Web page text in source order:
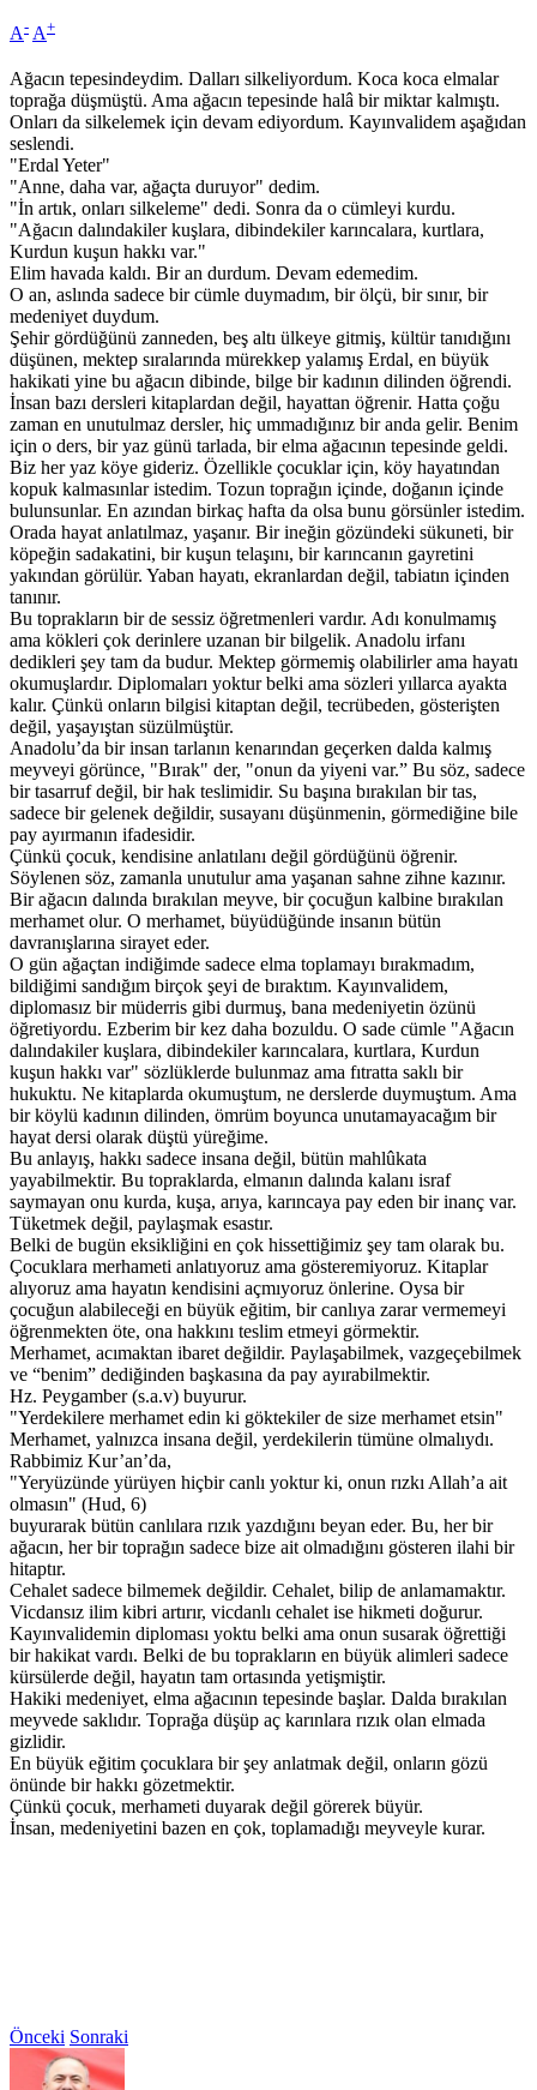
A- A+
Ağacın tepesindeydim. Dalları silkeliyordum. Koca koca elmalar
toprağa düşmüştü. Ama ağacın tepesinde halâ bir miktar kalmıştı.
Onları da silkelemek için devam ediyordum. Kayınvalidem aşağıdan
seslendi.
"Erdal Yeter"
"Anne, daha var, ağaçta duruyor" dedim.
"İn artık, onları silkeleme" dedi. Sonra da o cümleyi kurdu.
"Ağacın dalındakiler kuşlara, dibindekiler karıncalara, kurtlara,
Kurdun kuşun hakkı var."
Elim havada kaldı. Bir an durdum. Devam edemedim.
O an, aslında sadece bir cümle duymadım, bir ölçü, bir sınır, bir
medeniyet duydum.
Şehir gördüğünü zanneden, beş altı ülkeye gitmiş, kültür tanıdığını
düşünen, mektep sıralarında mürekkep yalamış Erdal, en büyük
hakikati yine bu ağacın dibinde, bilge bir kadının dilinden öğrendi.
İnsan bazı dersleri kitaplardan değil, hayattan öğrenir. Hatta çoğu
zaman en unutulmaz dersler, hiç ummadığınız bir anda gelir. Benim
için o ders, bir yaz günü tarlada, bir elma ağacının tepesinde geldi.
Biz her yaz köye gideriz. Özellikle çocuklar için, köy hayatından
kopuk kalmasınlar istedim. Tozun toprağın içinde, doğanın içinde
bulunsunlar. En azından birkaç hafta da olsa bunu görsünler istedim.
Orada hayat anlatılmaz, yaşanır. Bir ineğin gözündeki sükuneti, bir
köpeğin sadakatini, bir kuşun telaşını, bir karıncanın gayretini
yakından görülür. Yaban hayatı, ekranlardan değil, tabiatın içinden
tanınır.
Bu toprakların bir de sessiz öğretmenleri vardır. Adı konulmamış
ama kökleri çok derinlere uzanan bir bilgelik. Anadolu irfanı
dedikleri şey tam da budur. Mektep görmemiş olabilirler ama hayatı
okumuşlardır. Diplomaları yoktur belki ama sözleri yıllarca ayakta
kalır. Çünkü onların bilgisi kitaptan değil, tecrübeden, gösterişten
değil, yaşayıştan süzülmüştür.
Anadolu’da bir insan tarlanın kenarından geçerken dalda kalmış
meyveyi görünce, "Bırak" der, "onun da yiyeni var.” Bu söz, sadece
bir tasarruf değil, bir hak teslimidir. Su başına bırakılan bir tas,
sadece bir gelenek değildir, susayanı düşünmenin, görmediğine bile
pay ayırmanın ifadesidir.
Çünkü çocuk, kendisine anlatılanı değil gördüğünü öğrenir.
Söylenen söz, zamanla unutulur ama yaşanan sahne zihne kazınır.
Bir ağacın dalında bırakılan meyve, bir çocuğun kalbine bırakılan
merhamet olur. O merhamet, büyüdüğünde insanın bütün
davranışlarına sirayet eder.
O gün ağaçtan indiğimde sadece elma toplamayı bırakmadım,
bildiğimi sandığım birçok şeyi de bıraktım. Kayınvalidem,
diplomasız bir müderris gibi durmuş, bana medeniyetin özünü
öğretiyordu. Ezberim bir kez daha bozuldu. O sade cümle "Ağacın
dalındakiler kuşlara, dibindekiler karıncalara, kurtlara, Kurdun
kuşun hakkı var" sözlüklerde bulunmaz ama fıtratta saklı bir
hukuktu. Ne kitaplarda okumuştum, ne derslerde duymuştum. Ama
bir köylü kadının dilinden, ömrüm boyunca unutamayacağım bir
hayat dersi olarak düştü yüreğime.
Bu anlayış, hakkı sadece insana değil, bütün mahlûkata
yayabilmektir. Bu topraklarda, elmanın dalında kalanı israf
saymayan onu kurda, kuşa, arıya, karıncaya pay eden bir inanç var.
Tüketmek değil, paylaşmak esastır.
Belki de bugün eksikliğini en çok hissettiğimiz şey tam olarak bu.
Çocuklara merhameti anlatıyoruz ama gösteremiyoruz. Kitaplar
alıyoruz ama hayatın kendisini açmıyoruz önlerine. Oysa bir
çocuğun alabileceği en büyük eğitim, bir canlıya zarar vermemeyi
öğrenmekten öte, ona hakkını teslim etmeyi görmektir.
Merhamet, acımaktan ibaret değildir. Paylaşabilmek, vazgeçebilmek
ve “benim” dediğinden başkasına da pay ayırabilmektir.
Hz. Peygamber (s.a.v) buyurur.
"Yerdekilere merhamet edin ki göktekiler de size merhamet etsin"
Merhamet, yalnızca insana değil, yerdekilerin tümüne olmalıydı.
Rabbimiz Kur’an’da,
"Yeryüzünde yürüyen hiçbir canlı yoktur ki, onun rızkı Allah’a ait
olmasın" (Hud, 6)
buyurarak bütün canlılara rızık yazdığını beyan eder. Bu, her bir
ağacın, her bir toprağın sadece bize ait olmadığını gösteren ilahi bir
hitaptır.
Cehalet sadece bilmemek değildir. Cehalet, bilip de anlamamaktır.
Vicdansız ilim kibri artırır, vicdanlı cehalet ise hikmeti doğurur.
Kayınvalidemin diploması yoktu belki ama onun susarak öğrettiği
bir hakikat vardı. Belki de bu toprakların en büyük alimleri sadece
kürsülerde değil, hayatın tam ortasında yetişmiştir.
Hakiki medeniyet, elma ağacının tepesinde başlar. Dalda bırakılan
meyvede saklıdır. Toprağa düşüp aç karınlara rızık olan elmada
gizlidir.
En büyük eğitim çocuklara bir şey anlatmak değil, onların gözü
önünde bir hakkı gözetmektir.
Çünkü çocuk, merhameti duyarak değil görerek büyür.
İnsan, medeniyetini bazen en çok, toplamadığı meyveyle kurar.
Önceki Sonraki